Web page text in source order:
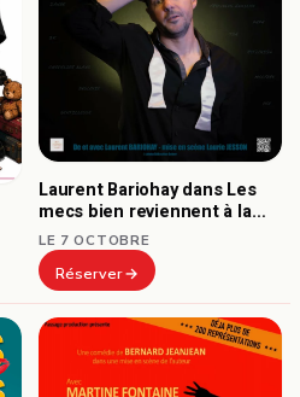
Laurent Bariohay dans Les
mecs bien reviennent à la
mode
LE 7 OCTOBRE
Réserver